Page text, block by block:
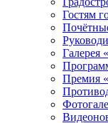
Гостям
Галерея
Премия